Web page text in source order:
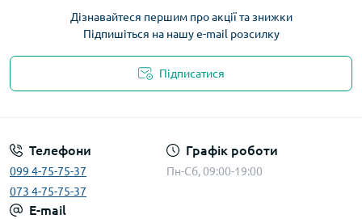
Дізнавайтеся першим про акції та знижки
Підпишіться на нашу e-mail розсилку
Підписатися
Телефони
099 4-75-75-37
073 4-75-75-37
Графік роботи
Пн-Сб, 09:00-19:00
E-mail